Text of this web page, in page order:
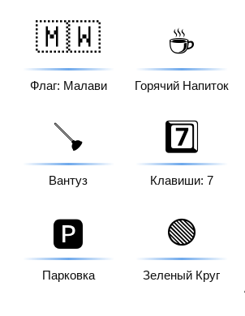
🇲🇼
Флаг: Малави
☕
Горячий Напиток
🪠
Вантуз
7️⃣
Клавиши: 7
🅿️
Парковка
🟢
Зеленый Круг